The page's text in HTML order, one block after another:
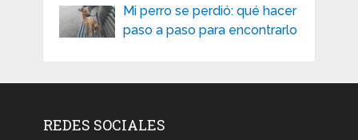
Mi perro se perdió: qué hacer
paso a paso para encontrarlo
REDES SOCIALES